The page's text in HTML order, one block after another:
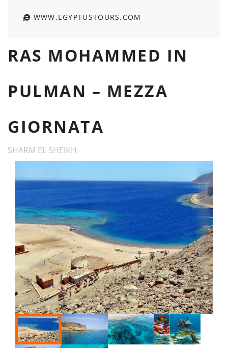
WWW.EGYPTUSTOURS.COM
RAS MOHAMMED IN
PULMAN – MEZZA
GIORNATA
SHARM EL SHEIKH